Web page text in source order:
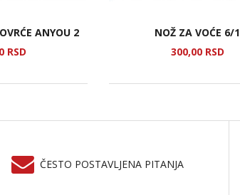
ANYOU 2
RSD
NOŽ ZA VOĆE 6/1
300,00 RSD
ČESTO POSTAVLJENA PITANJA